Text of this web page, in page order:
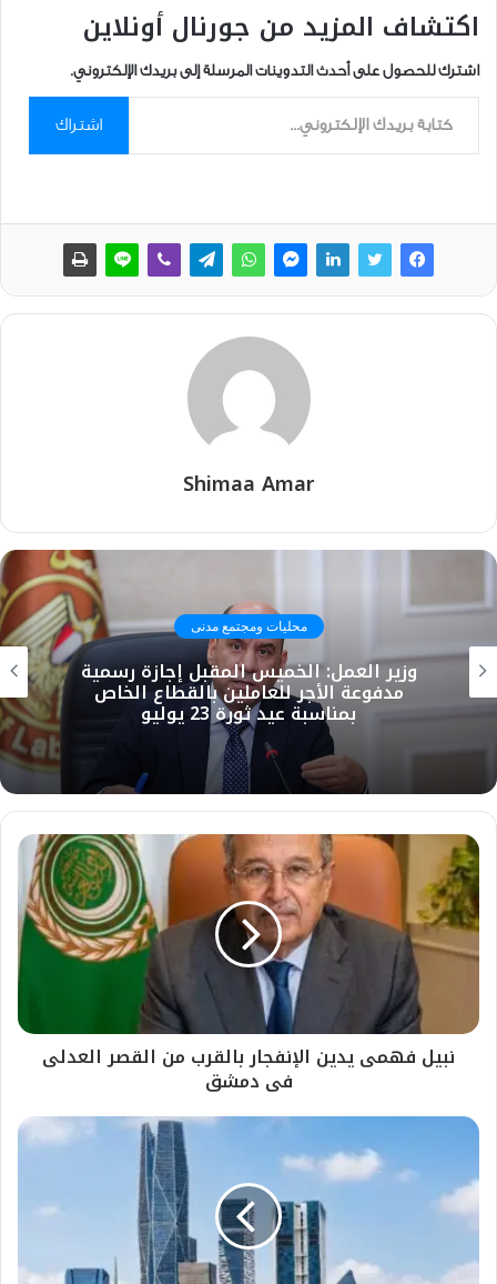
اكتشاف المزيد من جورنال أونلاين
اشترك للحصول على أحدث التدوينات المرسلة إلى بريدك الإلكتروني.
كتابة بريدك الإلكتروني...
اشتراك
Shimaa Amar
محليات ومجتمع مدنى
وزير العمل: الخميس المقبل إجازة رسمية
مدفوعة الأجر للعاملين بالقطاع الخاص
بمناسبة عيد ثورة 23 يوليو
نبيل فهمى يدين الإنفجار بالقرب من القصر العدلى
فى دمشق